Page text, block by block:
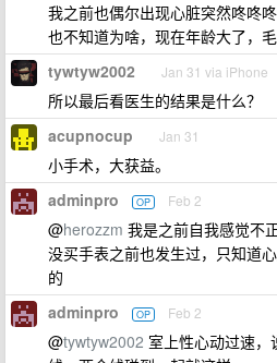
我之前也偶尔出现心脏突然咚咚
也不知道为啥，现在年龄大了，
tywtyw2002 Jan 31 via iPhone
所以最后看医生的结果是什么？
acupnocup Jan 31
小手术，大获益。
adminpro OP Feb 2
@herozzm 我是之前自我感觉不
没买手表之前也发生过，只知道
的
adminpro OP Feb 2
@tywtyw2002 室上性心动过速